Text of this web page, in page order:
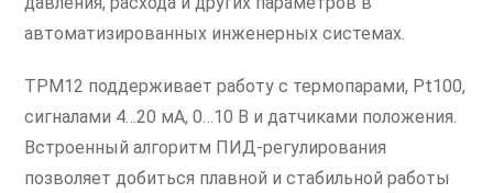
автоматизированных инженерных системах.
ТРМ12 поддерживает работу с термопарами, Pt100,
сигналами 4…20 мА, 0…10 В и датчиками положения.
Встроенный алгоритм ПИД-регулирования
позволяет добиться плавной и стабильной работы